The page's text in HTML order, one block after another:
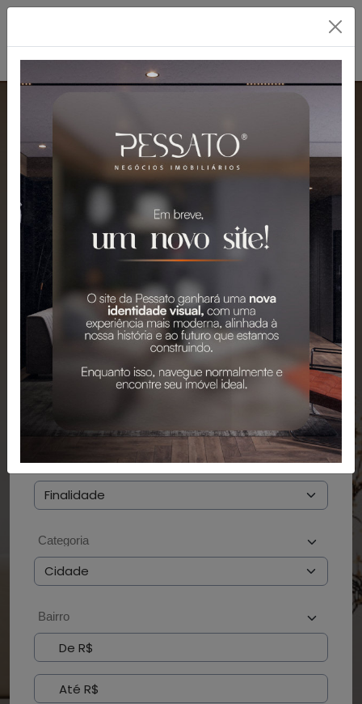
PESSATO: A MELHOR
IMOBILIÁRIA EM
GRAVATAÍ
Mais de 2.300 Imóveis para Venda e
Aluguel em Gravataí e Região.
PESQUISAR BUSCAR POR CÓDIGO